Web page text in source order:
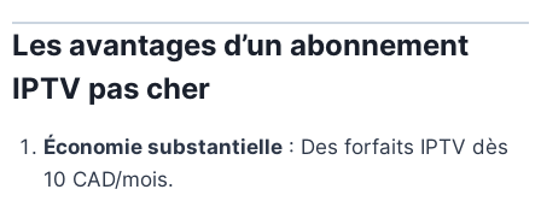
Les avantages d’un abonnement
IPTV pas cher
Économie substantielle: Des forfaits IPTV dès
10 CAD/mois.